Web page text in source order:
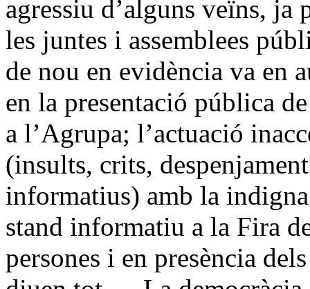
agressiu d’alguns veïns, ja
les juntes i assemblees
de nou en evidència va en
en la presentació pública
a l’Agrupa; l’actuació
(insults, crits,
informatius) amb la
stand informatiu a la Fira
persones i en presència